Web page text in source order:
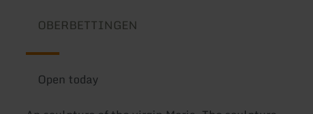
OBERBETTINGEN
Open today